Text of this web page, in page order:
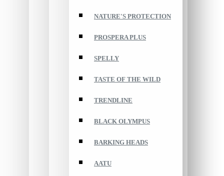
NATURE'S PROTECTION
PROSPERA PLUS
SPELLY
TASTE OF THE WILD
TRENDLINE
BLACK OLYMPUS
BARKING HEADS
AATU